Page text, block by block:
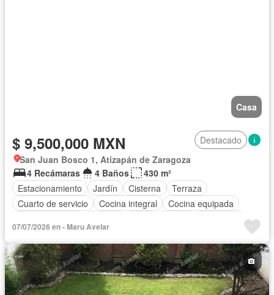
Casa
$ 9,500,000 MXN
Destacado
San Juan Bosco 1, Atizapán de Zaragoza
4 Recámaras
4 Baños
430 m²
Estacionamiento
Jardín Cisterna
Terraza
Cuarto de servicio
Cocina integral
Cocina equipada
Zonas verdes
Despacho
Conserje
Jacuzzi Seguridad Internet
Electricidad
Cuarto de Limpieza
07/07/2026 en - Maru Avelar